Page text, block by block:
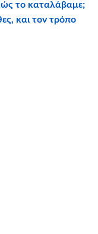
το καταλάβαμε;
και τον τρόπο